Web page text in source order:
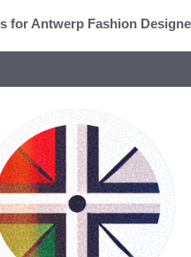
for Antwerp Fashion